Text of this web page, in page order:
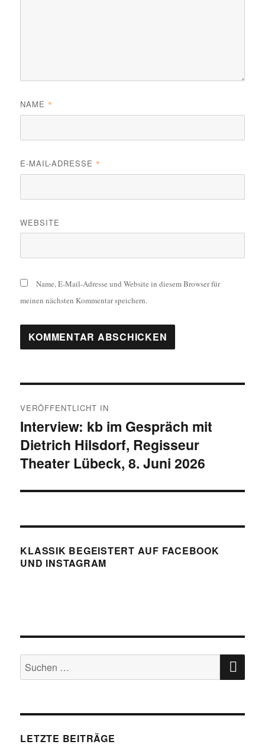
NAME *
E-MAIL-ADRESSE *
WEBSITE
Name, E-Mail-Adresse und Website in diesem Browser für
meinen nächsten Kommentar speichern.
VERÖFFENTLICHT IN
Interview: kb im Gespräch mit
Dietrich Hilsdorf, Regisseur
Theater Lübeck, 8. Juni 2026
KLASSIK BEGEISTERT AUF FACEBOOK
UND INSTAGRAM
Suchen
nach:
LETZTE BEITRÄGE